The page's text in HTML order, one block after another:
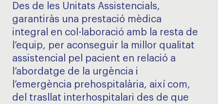
Des de les Unitats Assistencials,
garantiràs una prestació mèdica
integral en col·laboració amb la resta de
l’equip, per aconseguir la millor qualitat
assistencial pel pacient en relació a
l’abordatge de la urgència i
l’emergència prehospitalària, així com,
del trasllat interhospitalari des de que